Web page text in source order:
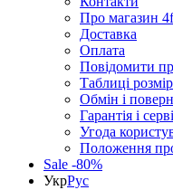
Про магазин
Доставка
Оплата
Повідомити
Таблиці
Обмін і
Гарантія і
Угода
Положення
Sale -80%
УкрРус